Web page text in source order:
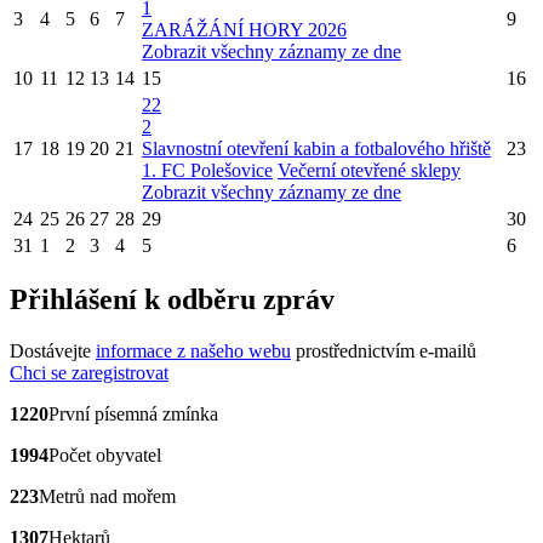
3 4 5 6 7
1
ZARÁŽÁNÍ HORY 2026
Zobrazit všechny záznamy ze dne
9
10 11 12 13 14 15 16
17 18 19 20 21
22
2
Slavnostní otevření kabin a fotbalového hřiště
1. FC Polešovice Večerní otevřené sklepy
Zobrazit všechny záznamy ze dne
23
24 25 26 27 28 29
30
31 1 2 3 4 5 6
Přihlášení k odběru zpráv
Dostávejte informace z našeho webu prostřednictvím e-mailů
Chci se zaregistrovat
1220První písemná zmínka
1994Počet obyvatel
223Metrů nad mořem
1307Hektarů